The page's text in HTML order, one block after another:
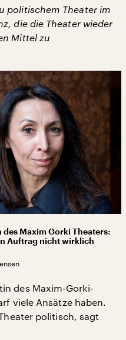
politischem Theater im
die die Theater wieder
Mittel zu
Maxim Gorki Theaters:
Auftrag nicht wirklich
des Maxim-Gorki-
viele Ansätze haben.
politisch, sagt